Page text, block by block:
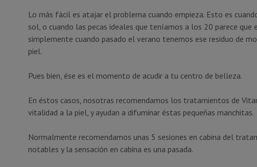
Lo más fácil es atajar el problema cuando empieza. Esto es
sol, o cuando las pecas ideales que teníamos a los 20 parece
simplemente cuando pasado el verano tenemos ese residuo de
piel.
Pues bien, ése es el momento de acudir a tu centro de belleza.
En éstos casos, nosotras recomendamos los tratamientos de
vitalidad a la piel, y ayudan a difuminar éstas pequeñas manchitas.
Normalmente recomendamos unas 5 sesiones en cabina del
notables y la sensación en cabina es una pasada.